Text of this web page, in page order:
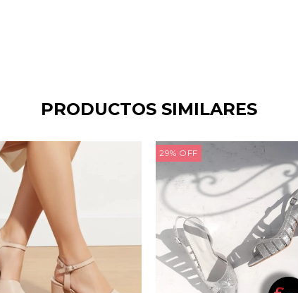
PRODUCTOS SIMILARES
29% OFF